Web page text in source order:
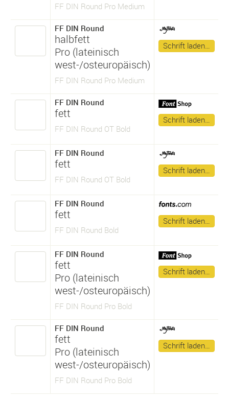
FF DIN Round Pro Medium
FF DIN Round
halbfett
Pro (lateinisch
west-/osteuropäisch)
FF DIN Round Pro Medium
Schrift laden…
FF DIN Round
fett
FF DIN Round OT Bold
Schrift laden…
FF DIN Round
fett
FF DIN Round OT Bold
Schrift laden…
FF DIN Round
fett
FF DIN Round Bold
Schrift laden…
FF DIN Round
fett
Pro (lateinisch
west-/osteuropäisch)
FF DIN Round Pro Bold
Schrift laden…
FF DIN Round
fett
Pro (lateinisch
west-/osteuropäisch)
FF DIN Round Pro Bold
Schrift laden…